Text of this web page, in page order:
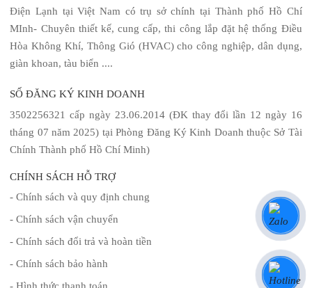
Điện Lạnh tại Việt Nam có trụ sở chính tại Thành phố Hồ Chí
MInh- Chuyên thiết kế, cung cấp, thi công lắp đặt hệ thống Điều
Hòa Không Khí, Thông Gió (HVAC) cho công nghiệp, dân dụng,
giàn khoan, tàu biển ....
SỐ ĐĂNG KÝ KINH DOANH
3502256321 cấp ngày 23.06.2014 (ĐK thay đổi lần 12 ngày 16
tháng 07 năm 2025) tại Phòng Đăng Ký Kinh Doanh thuộc Sở Tài
Chính Thành phố Hồ Chí Minh)
CHÍNH SÁCH HỖ TRỢ
- Chính sách và quy định chung
- Chính sách vận chuyển
- Chính sách đổi trả và hoàn tiền
- Chính sách bảo hành